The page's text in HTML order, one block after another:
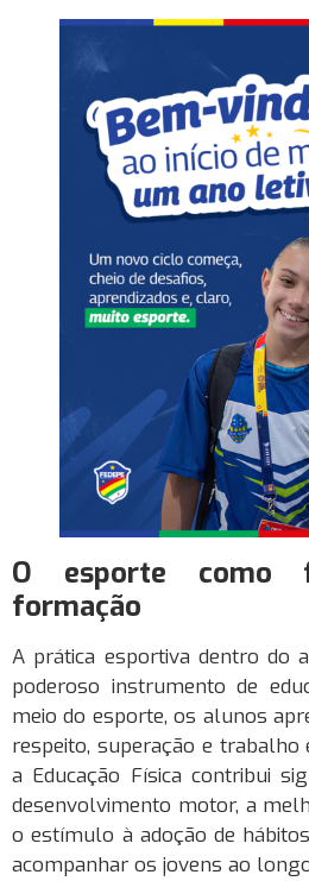
O esporte como
formação
A prática esportiva dentro do
poderoso instrumento de
meio do esporte, os alunos
respeito, superação e trabalho
a Educação Física contribui
desenvolvimento motor, a
o estímulo à adoção de
acompanhar os jovens ao